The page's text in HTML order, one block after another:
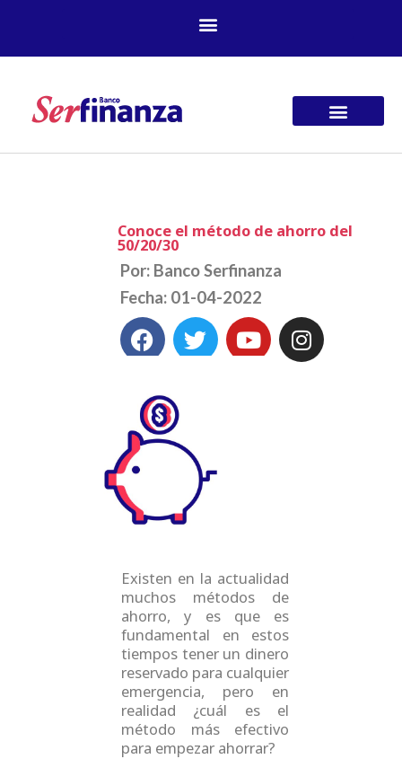
Conoce el método de ahorro del
50/20/30
Por: Banco Serfinanza
Fecha: 01-04-2022
F
c
e
b
k
T
e
r
Y I
Existen en la actualidad
muchos métodos de
ahorro, y es que es
fundamental en estos
tiempos tener un dinero
reservado para cualquier
emergencia, pero en
realidad ¿cuál es el
método más efectivo
para empezar ahorrar?